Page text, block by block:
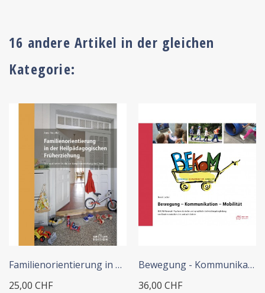
16 andere Artikel in der gleichen
Kategorie:
+ IN DEN WARENKORB
Familienorientierung in der...
25,00 CHF
Bewegung - Kommunikation -...
36,00 CHF